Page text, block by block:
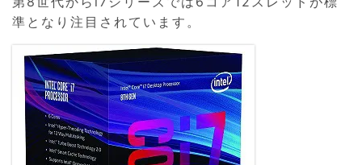
準となり注目されています。